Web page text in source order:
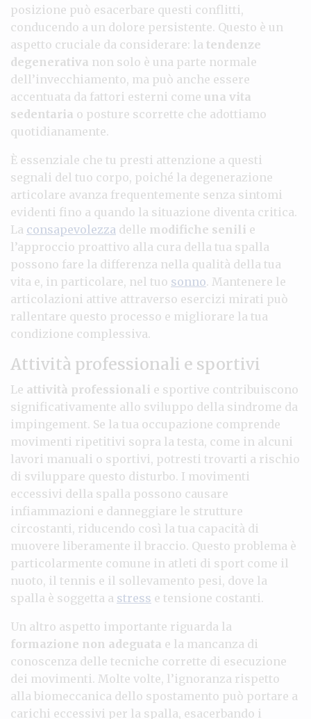
posizione può esacerbare questi conflitti,
conducendo a un dolore persistente. Questo è un
aspetto cruciale da considerare: la tendenze
degenerativa non solo è una parte normale
dell’invecchiamento, ma può anche essere
accentuata da fattori esterni come una vita
sedentaria o posture scorrette che adottiamo
quotidianamente.
È essenziale che tu presti attenzione a questi
segnali del tuo corpo, poiché la degenerazione
articolare avanza frequentemente senza sintomi
evidenti fino a quando la situazione diventa critica.
La consapevolezza delle modifiche senili e
l’approccio proattivo alla cura della tua spalla
possono fare la differenza nella qualità della tua
vita e, in particolare, nel tuo sonno. Mantenere le
articolazioni attive attraverso esercizi mirati può
rallentare questo processo e migliorare la tua
condizione complessiva.
Attività professionali e sportivi
Le attività professionali e sportive contribuiscono
significativamente allo sviluppo della sindrome da
impingement. Se la tua occupazione comprende
movimenti ripetitivi sopra la testa, come in alcuni
lavori manuali o sportivi, potresti trovarti a rischio
di sviluppare questo disturbo. I movimenti
eccessivi della spalla possono causare
infiammazioni e danneggiare le strutture
circostanti, riducendo così la tua capacità di
muovere liberamente il braccio. Questo problema è
particolarmente comune in atleti di sport come il
nuoto, il tennis e il sollevamento pesi, dove la
spalla è soggetta a stress e tensione costanti.
Un altro aspetto importante riguarda la
formazione non adeguata e la mancanza di
conoscenza delle tecniche corrette di esecuzione
dei movimenti. Molte volte, l’ignoranza rispetto
alla biomeccanica dello spostamento può portare a
carichi eccessivi per la spalla, esacerbando i